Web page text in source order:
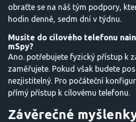
obraťte se na náš tým podpory,
hodin denně, sedm dní v týdnu.
Musíte do cílového telefonu
mSpy?
Ano. potřebujete fyzický přístup k
zaměřujete. Pokud však budete
nezjistitelný. Pro počáteční
přímý přístup k cílovému telefonu.
Závěrečné